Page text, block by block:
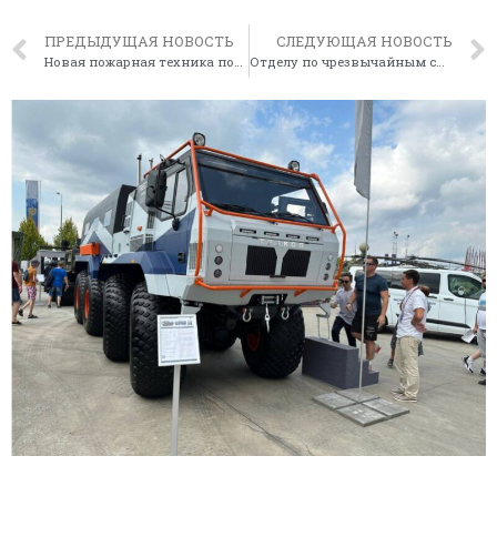
ПРЕДЫДУЩАЯ НОВОСТЬ СЛЕДУЮЩАЯ НОВОСТЬ
Отделу по чрезвычайным ситуациям и коммунальным учреждениям Жылыойского района выдана спецтехника